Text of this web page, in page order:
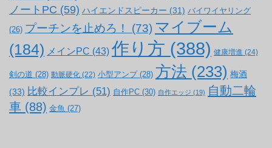
ノートPC (59) ハイエンドスピーカー (31) バイワイヤリング
(26) プーチンを止めろ！ (73) マイブーム
(184) メインPC (43) 作り方 (388) 健康増進 (24)
剣の道 (28) 動脈硬化 (22) 小型アンプ(28) 方法 (233) 梅酒
(33) 比較インプレ (51) 自作PC (30) 自作エッジ (19) 自動二輪
車 (88) 金魚 (27)